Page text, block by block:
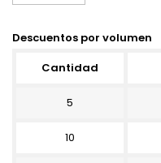
Descuentos por volumen
Cantidad
5
10